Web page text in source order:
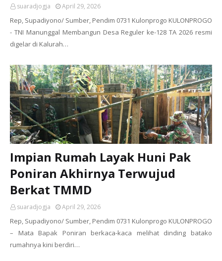
suaradjogja April 29, 2026
Rep, Supadiyono/ Sumber, Pendim 0731 Kulonprogo KULONPROGO
- TNI Manunggal Membangun Desa Reguler ke-128 TA 2026 resmi
digelar di Kalurah…
Impian Rumah Layak Huni Pak
Poniran Akhirnya Terwujud
Berkat TMMD
suaradjogja April 29, 2026
Rep, Supadiyono/ Sumber, Pendim 0731 Kulonprogo KULONPROGO
– Mata Bapak Poniran berkaca-kaca melihat dinding batako
rumahnya kini berdiri…